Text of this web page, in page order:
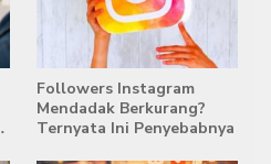
Followers Instagram
Mendadak Berkurang?
Ternyata Ini Penyebabnya